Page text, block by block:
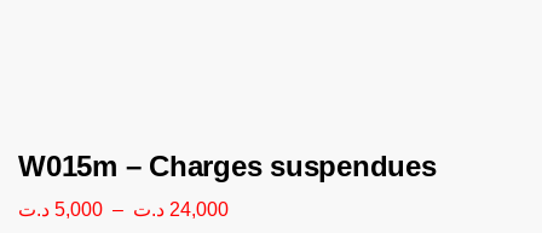
W015m – Charges suspendues
5,000 د.ت – 24,000 د.ت